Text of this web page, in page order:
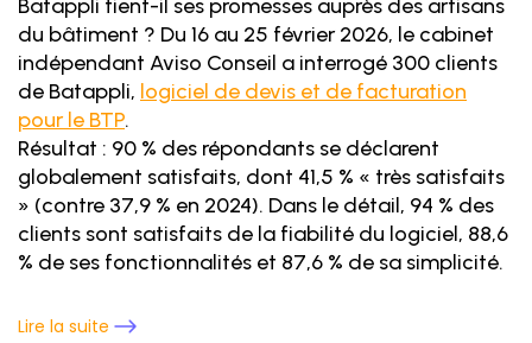
Batappli tient-il ses promesses auprès des artisans
du bâtiment ? Du 16 au 25 février 2026, le cabinet
indépendant Aviso Conseil a interrogé 300 clients
de Batappli, logiciel de devis et de facturation
pour le BTP.
Résultat : 90 % des répondants se déclarent
globalement satisfaits, dont 41,5 % « très satisfaits
» (contre 37,9 % en 2024). Dans le détail, 94 % des
clients sont satisfaits de la fiabilité du logiciel, 88,6
% de ses fonctionnalités et 87,6 % de sa simplicité.
Lire la suite